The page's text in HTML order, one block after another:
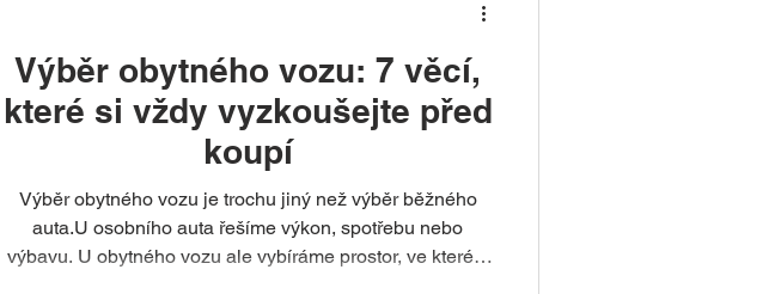
Výběr obytného vozu: 7 věcí,
které si vždy vyzkoušejte před
koupí
Výběr obytného vozu je trochu jiný než výběr běžného
auta.U osobního auta řešíme výkon, spotřebu nebo
výbavu. U obytného vozu ale vybíráme prostor, ve kterém